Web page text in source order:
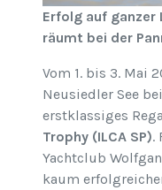
Erfolg auf ganzer
räumt bei der
Vom 1. bis 3. Mai
Neusiedler See
erstklassiges
Trophy (ILCA SP).
Yachtclub
kaum